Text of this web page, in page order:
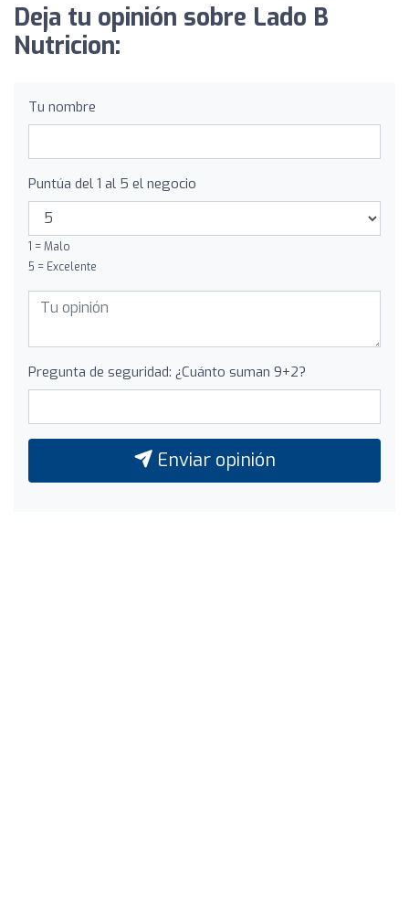
Deja tu opinión sobre Lado B
Nutricion:
Tu nombre
Puntúa del 1 al 5 el negocio
1 = Malo
5 = Excelente
Pregunta de seguridad: ¿Cuánto suman 9+2?
Enviar opinión